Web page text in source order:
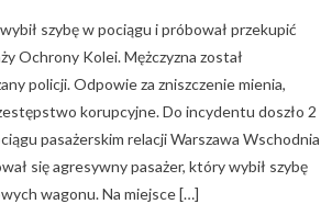
szybę w pociągu i próbował przekupić
Ochrony Kolei. Mężczyzna został
policji. Odpowie za zniszczenie mienia,
korupcyjne. Do incydentu doszło 2
pasażerskim relacji Warszawa Wschodnia
się agresywny pasażer, który wybił szybę
wagonu. Na miejsce […]